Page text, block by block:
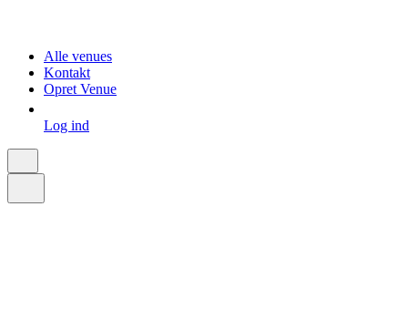
Alle venues
Kontakt
Opret Venue
Log ind